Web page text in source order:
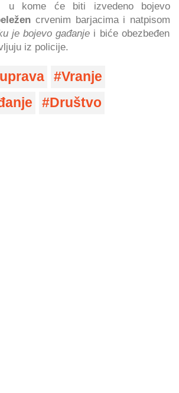
u kome će biti izvedeno bojevo
crvenim barjacima i natpisom
je bojevo gađanje i biće obezbeđen
iz policije.
Vranje
Društvo